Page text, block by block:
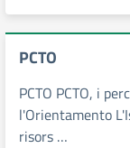
PCTO
PCTO PCTO, i
l'Orientamento
risors …